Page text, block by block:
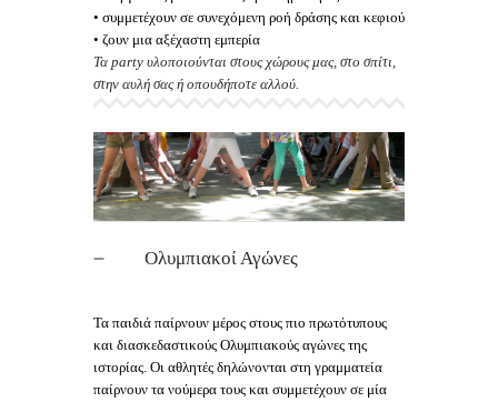
• συμμετέχουν σε συνεχόμενη ροή δράσης και κεφιού
• ζουν μια αξέχαστη εμπερία
Τα party υλοποιούνται στους χώρους μας, στο σπίτι,
στην αυλή σας ή οπουδήποτε αλλού.
Ολυμπιακοί Αγώνες
Τα παιδιά παίρνουν μέρος στους πιο πρωτότυπους
και διασκεδαστικούς Ολυμπιακούς αγώνες της
ιστορίας. Οι αθλητές δηλώνονται στη γραμματεία
παίρνουν τα νούμερα τους και συμμετέχουν σε μία